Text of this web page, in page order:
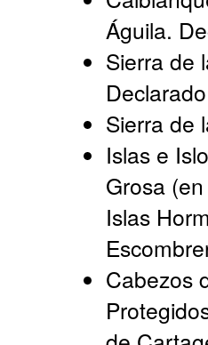
Águila.
Sierra de
Sierra de
Islas e
Grosa
Islas
Cabezos